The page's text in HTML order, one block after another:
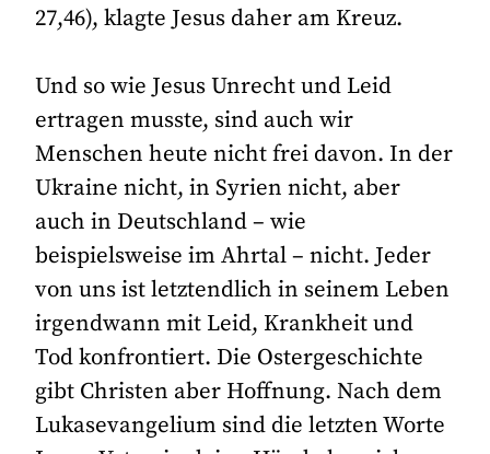
27,46), klagte Jesus daher am Kreuz.
Und so wie Jesus Unrecht und Leid
ertragen musste, sind auch wir
Menschen heute nicht frei davon. In der
Ukraine nicht, in Syrien nicht, aber
auch in Deutschland – wie
beispielsweise im Ahrtal – nicht. Jeder
von uns ist letztendlich in seinem Leben
irgendwann mit Leid, Krankheit und
Tod konfrontiert. Die Ostergeschichte
gibt Christen aber Hoffnung. Nach dem
Lukasevangelium sind die letzten Worte